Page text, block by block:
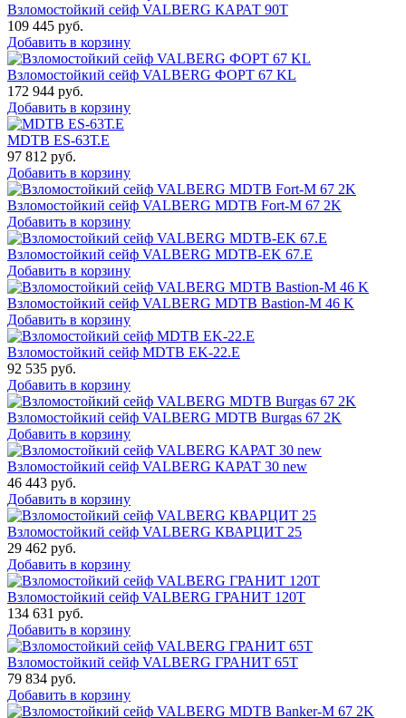
Взломостойкий сейф VALBERG КАРАТ 90T
109 445 руб.
Добавить в корзину
Взломостойкий сейф VALBERG ФОРТ 67 KL
172 944 руб.
Добавить в корзину
MDTB ES-63Т.Е
97 812 руб.
Добавить в корзину
Взломостойкий сейф VALBERG MDTB Fort-M 67 2K
Добавить в корзину
Взломостойкий сейф VALBERG MDTB-EK 67.E
Добавить в корзину
Взломостойкий сейф VALBERG MDTB Bastion-M 46 K
Добавить в корзину
Взломостойкий сейф MDTB EK-22.E
92 535 руб.
Добавить в корзину
Взломостойкий сейф VALBERG MDTB Burgas 67 2K
Добавить в корзину
Взломостойкий сейф VALBERG КАРАТ 30 new
46 443 руб.
Добавить в корзину
Взломостойкий сейф VALBERG КВАРЦИТ 25
29 462 руб.
Добавить в корзину
Взломостойкий сейф VALBERG ГРАНИТ 120Т
134 631 руб.
Добавить в корзину
Взломостойкий сейф VALBERG ГРАНИТ 65Т
79 834 руб.
Добавить в корзину